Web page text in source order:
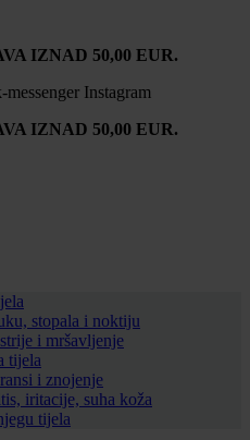
IZNAD 50,00 EUR.
messenger Instagram
IZNAD 50,00 EUR.
stopala i noktiju
i mršavljenje
tijela
i znojenje
iritacije, suha koža
tijela